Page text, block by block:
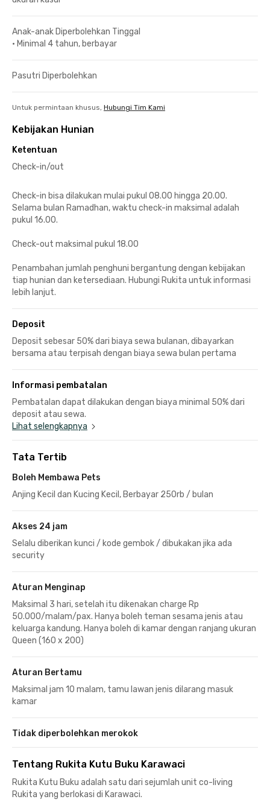
Anak-anak Diperbolehkan Tinggal
• Minimal 4 tahun, berbayar
Pasutri Diperbolehkan
Untuk permintaan khusus, Hubungi Tim Kami
Kebijakan Hunian
Ketentuan
Check-in/out
Check-in bisa dilakukan mulai pukul 08.00 hingga 20.00.
Selama bulan Ramadhan, waktu check-in maksimal adalah
pukul 16.00.
Check-out maksimal pukul 18.00
Penambahan jumlah penghuni bergantung dengan kebijakan
tiap hunian dan ketersediaan. Hubungi Rukita untuk informasi
lebih lanjut.
Deposit
Deposit sebesar 50% dari biaya sewa bulanan, dibayarkan
bersama atau terpisah dengan biaya sewa bulan pertama
Informasi pembatalan
Pembatalan dapat dilakukan dengan biaya minimal 50% dari
deposit atau sewa.
Lihat selengkapnya
Tata Tertib
Boleh Membawa Pets
Anjing Kecil dan Kucing Kecil, Berbayar 250rb / bulan
Akses 24 jam
Selalu diberikan kunci / kode gembok / dibukakan jika ada
security
Aturan Menginap
Maksimal 3 hari, setelah itu dikenakan charge Rp
50.000/malam/pax. Hanya boleh teman sesama jenis atau
keluarga kandung. Hanya boleh di kamar dengan ranjang ukuran
Queen (160 x 200)
Aturan Bertamu
Maksimal jam 10 malam, tamu lawan jenis dilarang masuk
kamar
Tidak diperbolehkan merokok
Tentang Rukita Kutu Buku Karawaci
Rukita Kutu Buku adalah satu dari sejumlah unit co-living
Rukita yang berlokasi di Karawaci.